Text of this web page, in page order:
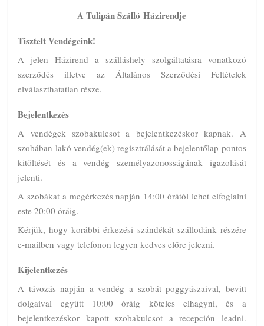
A Tulipán Szálló Házirendje
Tisztelt Vendégeink!
A jelen Házirend a szálláshely szolgáltatásra vonatkozó
szerződés illetve az Általános Szerződési Feltételek
elválaszthatatlan része.
Bejelentkezés
A vendégek szobakulcsot a bejelentkezéskor kapnak. A
szobában lakó vendég(ek) regisztrálását a bejelentőlap pontos
kitöltését és a vendég személyazonosságának igazolását
jelenti.
A szobákat a megérkezés napján 14:00 órától lehet elfoglalni
este 20:00 óráig.
Kérjük, hogy korábbi érkezési szándékát szállodánk részére
e-mailben vagy telefonon legyen kedves előre jelezni.
Kijelentkezés
A távozás napján a vendég a szobát poggyászaival, bevitt
dolgaival együtt 10:00 óráig köteles elhagyni, és a
bejelentkezéskor kapott szobakulcsot a recepción leadni.